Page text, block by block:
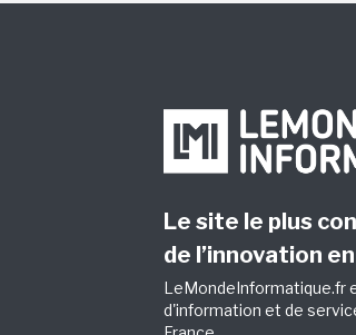
Le site le plus
de l’innovation
LeMondeInformatique.fr
d'information et de